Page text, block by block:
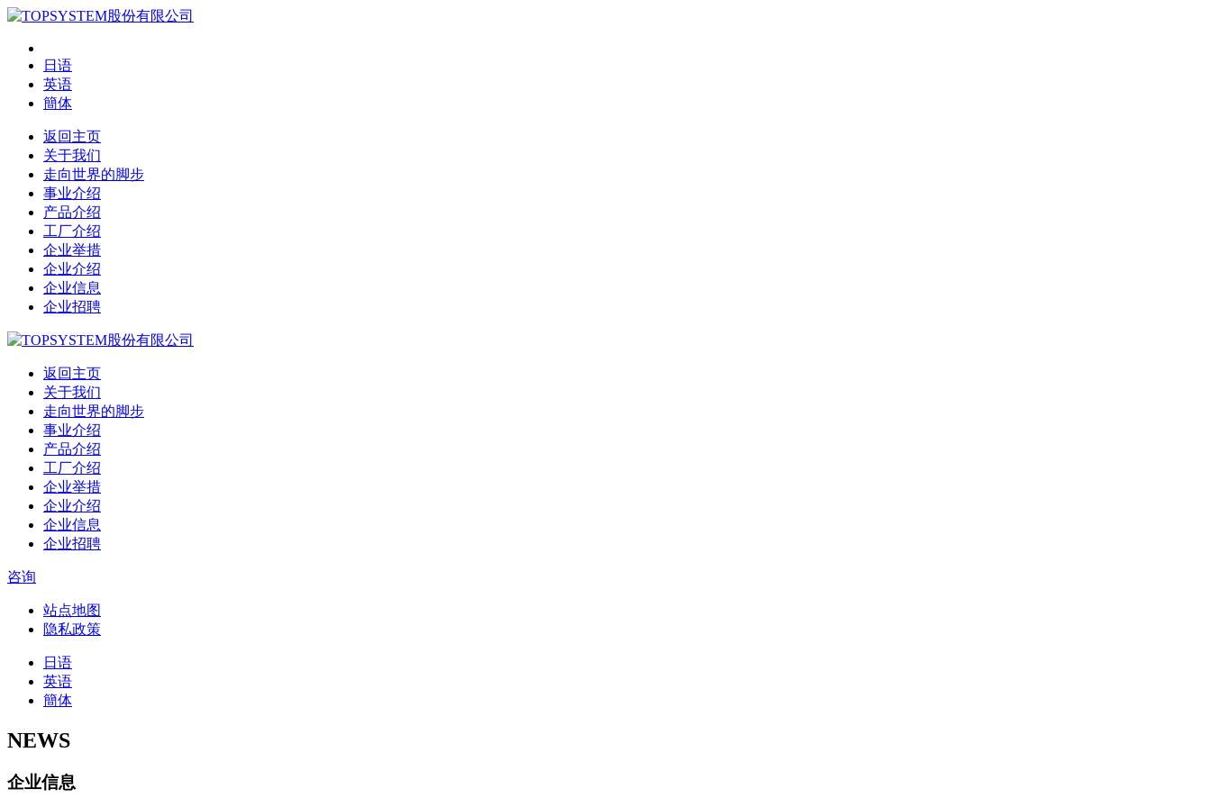
日语
英语
簡体
返回主页
关于我们
走向世界的脚步
事业介绍
产品介绍
工厂介绍
企业举措
企业介绍
企业信息
企业招聘
返回主页
关于我们
走向世界的脚步
事业介绍
产品介绍
工厂介绍
企业举措
企业介绍
企业信息
企业招聘
咨询
站点地图
隐私政策
日语
英语
簡体
NEWS
企业信息